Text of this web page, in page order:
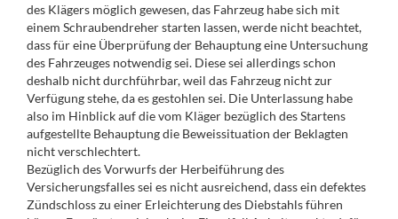
des Klägers möglich gewesen, das Fahrzeug habe sich mit
einem Schraubendreher starten lassen, werde nicht beachtet,
dass für eine Überprüfung der Behauptung eine Untersuchung
des Fahrzeuges notwendig sei. Diese sei allerdings schon
deshalb nicht durchführbar, weil das Fahrzeug nicht zur
Verfügung stehe, da es gestohlen sei. Die Unterlassung habe
also im Hinblick auf die vom Kläger bezüglich des Startens
aufgestellte Behauptung die Beweissituation der Beklagten
nicht verschlechtert.
Bezüglich des Vorwurfs der Herbeiführung des
Versicherungsfalles sei es nicht ausreichend, dass ein defektes
Zündschloss zu einer Erleichterung des Diebstahls führen